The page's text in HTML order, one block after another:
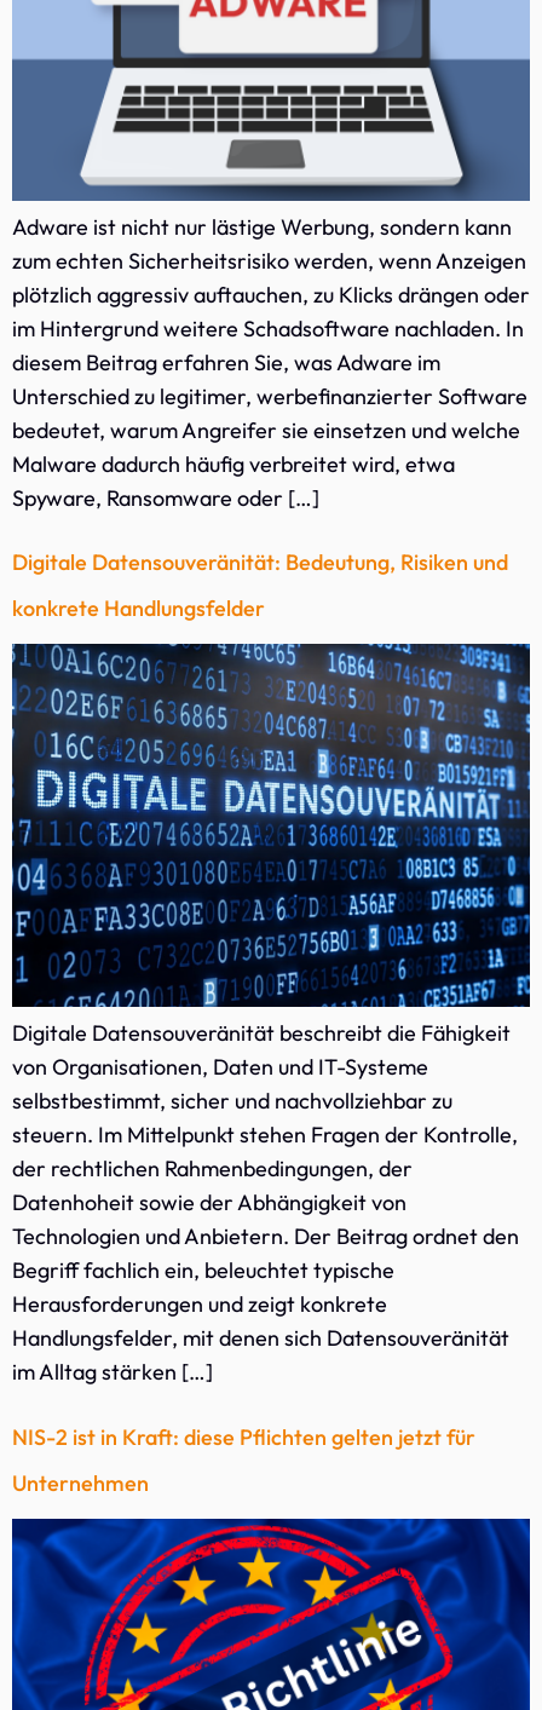
Adware ist nicht nur lästige Werbung, sondern kann
zum echten Sicherheitsrisiko werden, wenn Anzeigen
plötzlich aggressiv auftauchen, zu Klicks drängen oder
im Hintergrund weitere Schadsoftware nachladen. In
diesem Beitrag erfahren Sie, was Adware im
Unterschied zu legitimer, werbefinanzierter Software
bedeutet, warum Angreifer sie einsetzen und welche
Malware dadurch häufig verbreitet wird, etwa
Spyware, Ransomware oder […]
Digitale Datensouveränität: Bedeutung, Risiken und
konkrete Handlungsfelder
Digitale Datensouveränität beschreibt die Fähigkeit
von Organisationen, Daten und IT-Systeme
selbstbestimmt, sicher und nachvollziehbar zu
steuern. Im Mittelpunkt stehen Fragen der Kontrolle,
der rechtlichen Rahmenbedingungen, der
Datenhoheit sowie der Abhängigkeit von
Technologien und Anbietern. Der Beitrag ordnet den
Begriff fachlich ein, beleuchtet typische
Herausforderungen und zeigt konkrete
Handlungsfelder, mit denen sich Datensouveränität
im Alltag stärken […]
NIS-2 ist in Kraft: diese Pflichten gelten jetzt für
Unternehmen